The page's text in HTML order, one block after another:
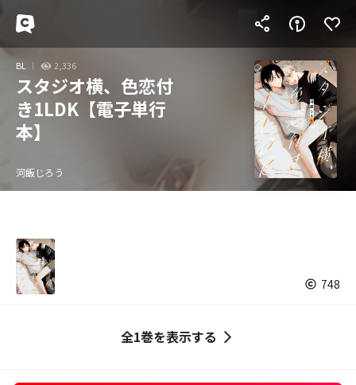
BL 2,336
スタジオ横、色恋付
き1LDK【電子単行
本】
河飯じろう
748
全1巻を表示する